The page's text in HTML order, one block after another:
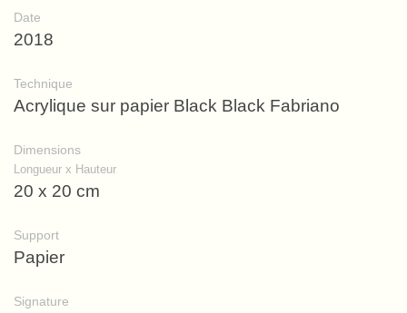
Date
2018
Technique
Acrylique sur papier Black Black Fabriano
Dimensions
Longueur x Hauteur
20 x 20 cm
Support
Papier
Signature